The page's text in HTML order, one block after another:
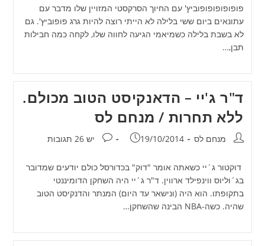
פופופופופופוביץ' עם החיוך הסרקסטי המזויין שלו מדבר עם
עתונאים ביום ששי בלילה לא הייתי רוצה להיות גרג פופוביץ'. גם
לא בשבת בלילה כשמיאמי הגיעה לחווה שלו, לקחה כמה חבילות
תבן,…
ד"ר ג'יי – הדאנקיסט הטוב מכולם.
ללא תחרות / מנחם לס
מחבר:מנחם לס פורסם:
19/10/2014 תגובות:
יש 26 תגובות
דוקטור ג´יי כשאתה אומר "דוק" בכדורסל כולם יודעים שמדובר
בג´וליוס ווינפילד ארווין. ד"ר ג´יי היה השחקן הדומיננטי
בתקופתו. הוא היה (ונישאר עד היום) המנתר והדנקיסט הטוב
שהיה. כשה-NBA הבינה שהשחקן…